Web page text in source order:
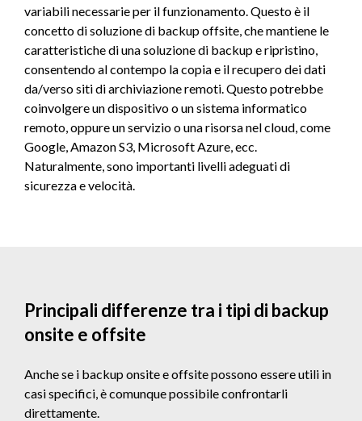
variabili necessarie per il funzionamento. Questo è il
concetto di soluzione di backup offsite, che mantiene le
caratteristiche di una soluzione di backup e ripristino,
consentendo al contempo la copia e il recupero dei dati
da/verso siti di archiviazione remoti. Questo potrebbe
coinvolgere un dispositivo o un sistema informatico
remoto, oppure un servizio o una risorsa nel cloud, come
Google, Amazon S3, Microsoft Azure, ecc.
Naturalmente, sono importanti livelli adeguati di
sicurezza e velocità.
Principali differenze tra i tipi di backup
onsite e offsite
Anche se i backup onsite e offsite possono essere utili in
casi specifici, è comunque possibile confrontarli
direttamente.